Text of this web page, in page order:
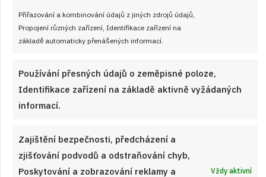
Přiřazování a kombinování údajů z jiných zdrojů údajů,
Propojení různých zařízení, Identifikace zařízení na
základě automaticky přenášených informací.
Používání přesných údajů o zeměpisné poloze,
Identifikace zařízení na základě aktivně vyžádaných
informací.
Zajištění bezpečnosti, předcházení a
zjišťování podvodů a odstraňování chyb,
Poskytování a zobrazování reklamy a
Vždy aktivní
Šumavská topinka – to nejlepší na
topince: míchaná vajíčka, sýr, jarní cibulka